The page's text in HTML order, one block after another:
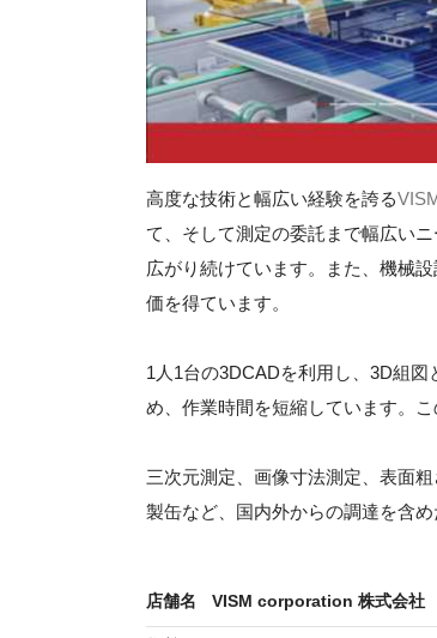
高度な技術と幅広い経験を誇る
て、そして測定の委託まで幅広い
広がり続けています。また、機械
価を得ています。
1人1台の3DCADを利用し、3D組
め、作業時間を短縮しています。
三次元測定、画像寸法測定、表面
製缶など、国内外からの調達を含
店舗名 VISM corporation 株式会社